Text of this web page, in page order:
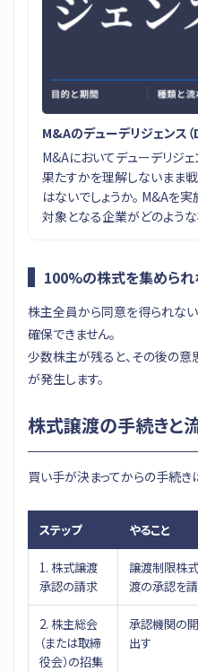
M&Aのデューデリジェンス（
M&Aにおいてデューデリジェ
果たすかを理解しないまま
はないでしょうか。 M&Aを
対象となる企業がどのよう
100%の株式を集めら
株主全員から同意を得られな
確保できません。
少数株主が残ると、その後の
が発生します。
株式譲渡の手続きと
買い手が決まってからの手続き
ステップ やること
1. 株式譲渡
承認の請求
譲渡制限株
渡の承認を
2. 株主総会
（または取締
役会）の招集
承認機関の
出す